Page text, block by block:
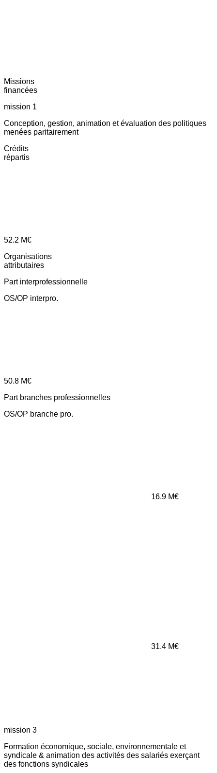
Missions
financées
mission 1
Conception, gestion, animation et évaluation des politiques
menées paritairement
Crédits
répartis
52.2 M€
Organisations
attributaires
Part interprofessionnelle
OS/OP interpro.
50.8 M€
Part branches professionnelles
OS/OP branche pro.
16.9 M€
31.4 M€
mission 3
Formation économique, sociale, environnementale et
syndicale & animation des activités des salariés exerçant
des fonctions syndicales